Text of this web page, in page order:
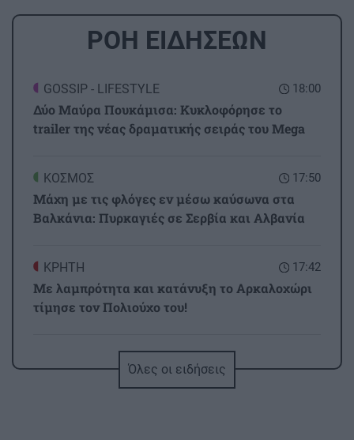
ΡΟΗ ΕΙΔΗΣΕΩΝ
18:00
GOSSIP - LIFESTYLE
Δύο Μαύρα Πουκάμισα: Κυκλοφόρησε το
trailer της νέας δραματικής σειράς του Mega
17:50
ΚΟΣΜΟΣ
Μάχη με τις φλόγες εν μέσω καύσωνα στα
Βαλκάνια: Πυρκαγιές σε Σερβία και Αλβανία
17:42
ΚΡΗΤΗ
Με λαμπρότητα και κατάνυξη το Αρκαλοχώρι
τίμησε τον Πολιούχο του!
Νέα σχολική αργία στις 26 Οκτωβρίου - Πού
Όλες οι ειδήσεις